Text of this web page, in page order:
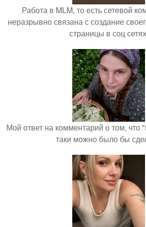
Работа в MLM, то есть сетевой
неразрывно связана с создание
страницы в соц
Мой ответ на комментарий о том, что
таки можно было бы